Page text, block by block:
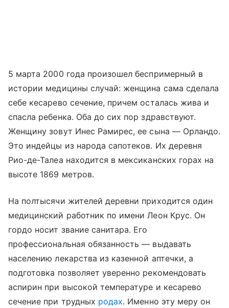
5 марта 2000 года произошел беспримерный в
истории медицины случай: женщина сама сделала
себе кесарево сечение, причем осталась жива и
спасла ребенка. Оба до сих пор здравствуют.
Женщину зовут Инес Рамирес, ее сына — Орландо.
Это индейцы из народа сапотеков. Их деревня
Рио-де-Талеа находится в мексиканских горах на
высоте 1869 метров.
На полтысячи жителей деревни приходится один
медицинский работник по имени Леон Крус. Он
гордо носит звание санитара. Его
профессиональная обязанность — выдавать
населению лекарства из казенной аптечки, а
подготовка позволяет уверенно рекомендовать
аспирин при высокой температуре и кесарево
сечение при трудных родах. Именно эту меру он